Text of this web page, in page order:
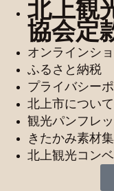
北上観
協会定
オンラインシ
ふるさと納税
プライバシー
北上市について
観光パンフレッ
きたかみ素材集
北上観光コン